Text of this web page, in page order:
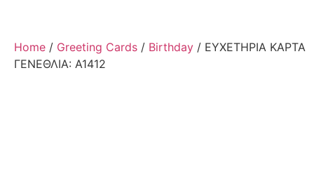
Home / Greeting Cards / Birthday / ΕΥΧΕΤΗΡΙΑ ΚΑΡΤΑ
ΓΕΝΕΘΛΙΑ: Α1412